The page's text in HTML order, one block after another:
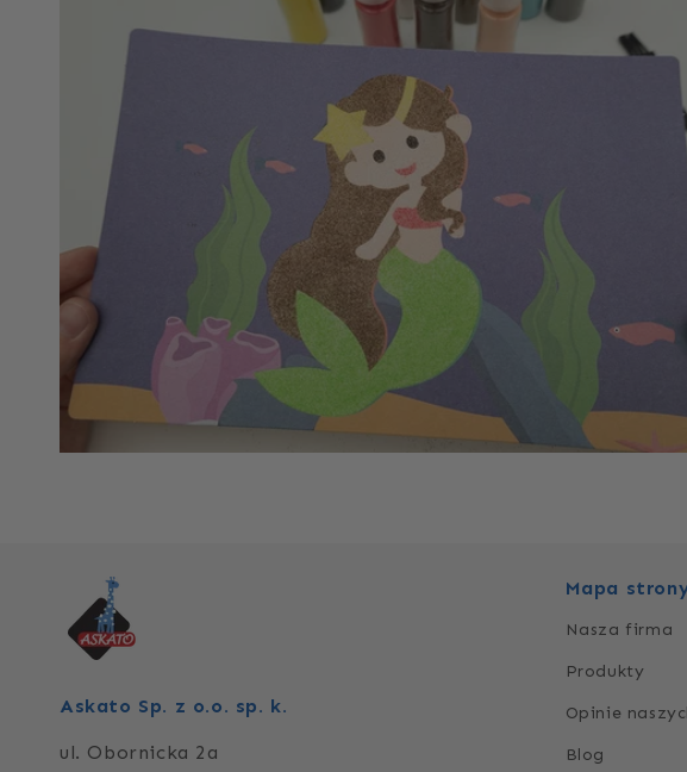
Askato Sp. z o.o. sp. k.
ul. Obornicka 2a
Mapa
Nasza firma
Produkty
Opinie
Blog